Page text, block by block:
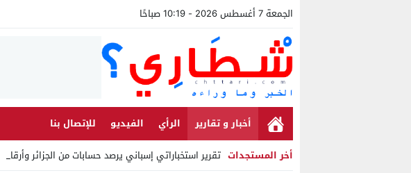
الجمعة 7 أغسطس 2026 - 10:19 صباحًا
أخبار و تقارير الرأي الفيديو
للإتصال بنا
أخر المستجدات تقرير استخباراتي إسباني يرصد حسابات من الجزائر وأرقاما بـ”213+” _